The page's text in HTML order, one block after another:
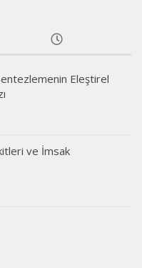
Eleştirel
ve İmsak